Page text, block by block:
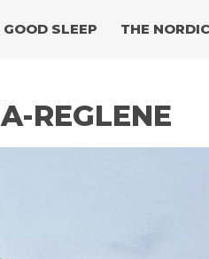
GOOD SLEEP THE
REGLENE